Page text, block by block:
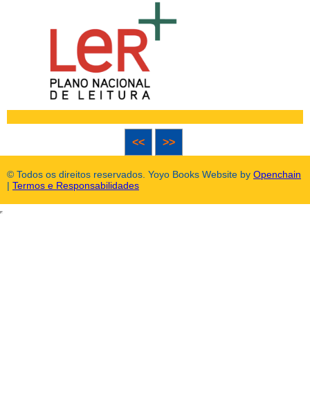
<< >>
© Todos os direitos reservados. Yoyo Books Website by Openchain
| Termos e Responsabilidades